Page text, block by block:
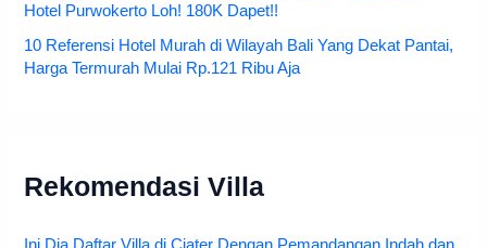
Hotel Purwokerto Loh! 180K Dapet!!
10 Referensi Hotel Murah di Wilayah Bali Yang Dekat Pantai,
Harga Termurah Mulai Rp.121 Ribu Aja
Rekomendasi Villa